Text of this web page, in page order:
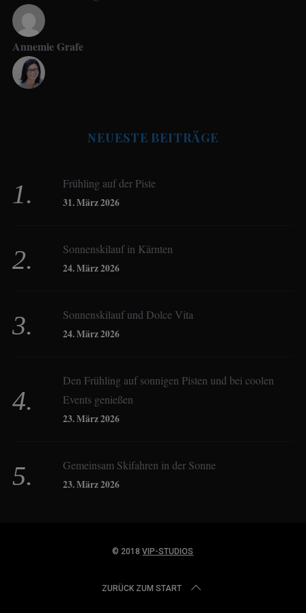
Annemie Grafe
Birgit Werner
Christoph Schrahe
Derk Hoberg
Dominique Schroller
NEUESTE BEITRÄGE
Frühling auf der Piste
31. März 2026
Sonnenskilauf in Kärnten
24. März 2026
Sonnenskilauf und Dolce Vita
24. März 2026
Den Frühling auf sonnigen Pisten und bei coolen
Events genießen
23. März 2026
Gemeinsam Skifahren in der Sonne
23. März 2026
© 2018VIP-STUDIOS
ZURÜCK ZUM START